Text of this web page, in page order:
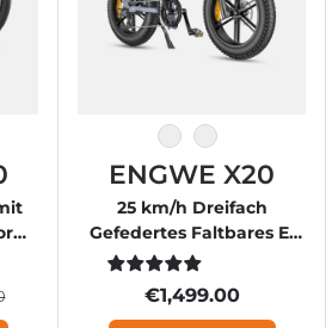
ΒαθμόςΜαύρος
ENGWE X20
25 km/h Dreifach
Gefedertes Faltbares E-
Bike
€1,499.00